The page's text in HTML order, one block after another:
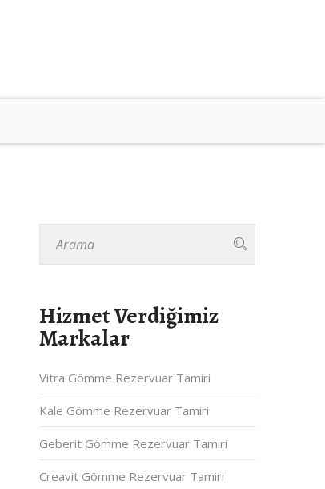
Hizmet Verdiğimiz
Markalar
Vitra Gömme Rezervuar Tamiri
Kale Gömme Rezervuar Tamiri
Geberit Gömme Rezervuar Tamiri
Creavit Gömme Rezervuar Tamiri